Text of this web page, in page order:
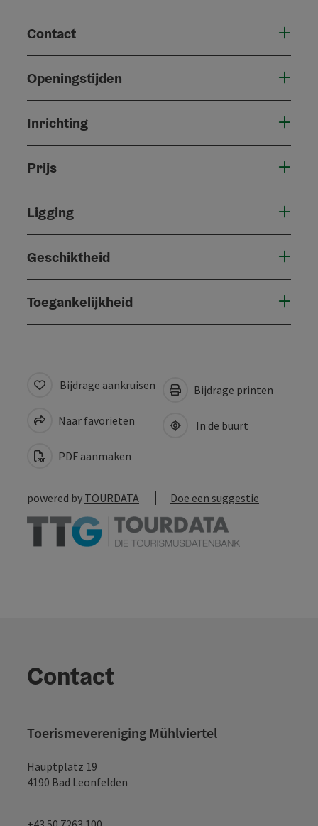
Contact
Openingstijden
Inrichting
Prijs
Ligging
Geschiktheid
Toegankelijkheid
Bijdrage aankruisen
Naar favorieten
PDF aanmaken
Bijdrage printen
In de buurt
powered by TOURDATA Doe een suggestie
Contact
Toerismevereniging Mühlviertel
Hauptplatz 19
4190 Bad Leonfelden